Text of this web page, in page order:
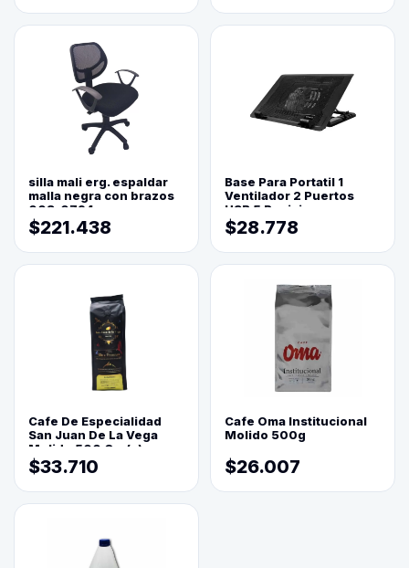
silla mali erg. espaldar
malla negra con brazos
003-0794
$221.438
Base Para Portatil 1
Ventilador 2 Puertos
USB 5 Posiciones
$28.778
Cafe De Especialidad
San Juan De La Vega
Molido 500 Grs(=)
$33.710
Cafe Oma Institucional
Molido 500g
$26.007